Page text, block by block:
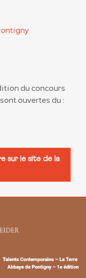
du concours
ouvertes du :
sur le site de la